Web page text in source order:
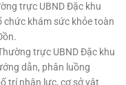
trực UBND Đặc khu
khám sức khỏe toàn
trực UBND Đặc khu
dẫn, phân luồng
trí nhân lực, cơ sở vật